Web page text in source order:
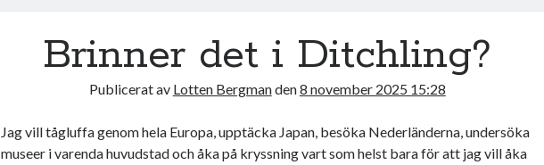
Brinner det i Ditchling?
Publicerat av Lotten Bergmanden8 november 2025 15:28
Jag vill tågluffa genom hela Europa, upptäcka Japan, besöka Nederländerna, undersöka
museer i varenda huvudstad och åka på kryssning vart som helst bara för att jag vill åka